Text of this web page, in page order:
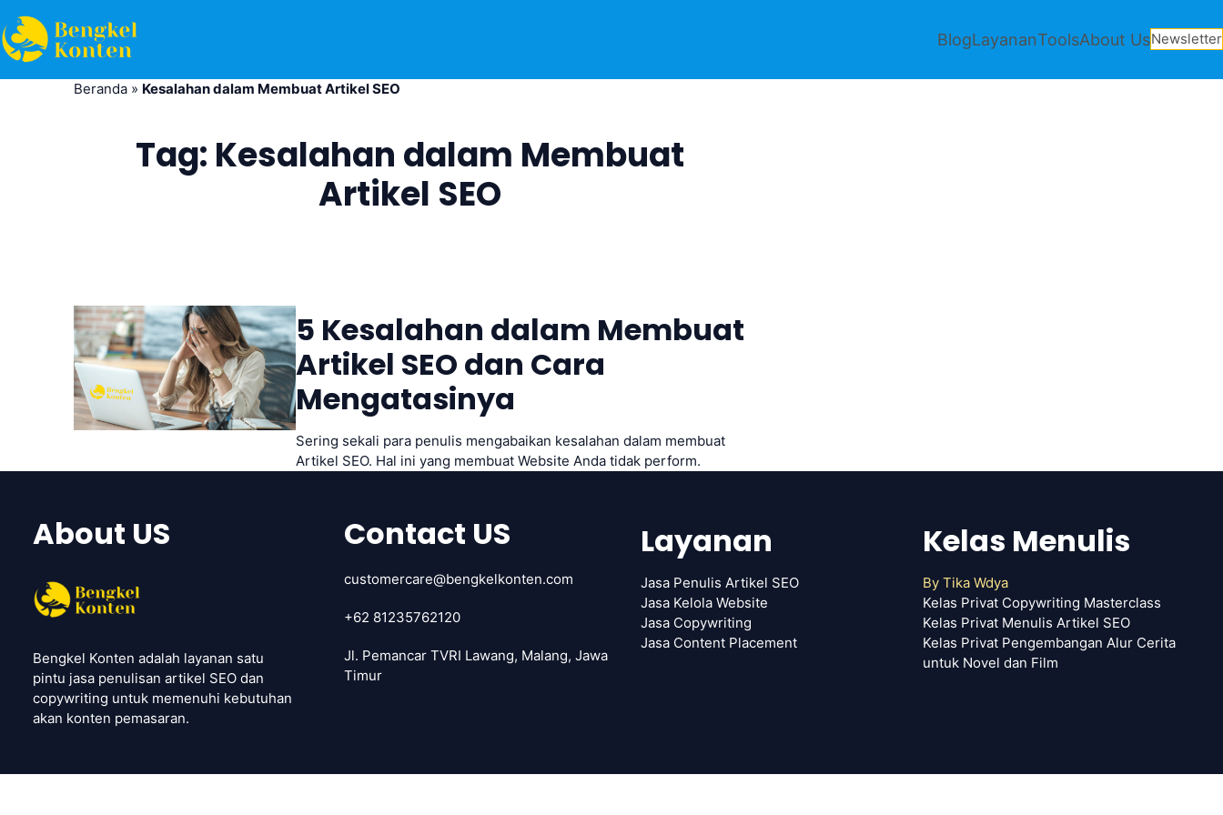
BlogLayananToolsAbout UsNewsletter
Beranda» Kesalahan dalam Membuat Artikel SEO
Tag: Kesalahan dalam Membuat
Artikel SEO
5 Kesalahan dalam Membuat
Artikel SEO dan Cara
Mengatasinya
Sering sekali para penulis mengabaikan kesalahan dalam membuat
Artikel SEO. Hal ini yang membuat Website Anda tidak perform.
About US
Bengkel Konten adalah layanan satu
pintu jasa penulisan artikel SEO dan
copywriting untuk memenuhi kebutuhan
akan konten pemasaran.
Contact US
customercare@bengkelkonten.com
+62 81235762120
Jl. Pemancar TVRI Lawang, Malang, Jawa
Timur
Layanan
Jasa Penulis Artikel SEO
Jasa Kelola Website
Jasa Copywriting
Jasa Content Placement
Kelas Menulis
By Tika Wdya
Kelas Privat Copywriting Masterclass
Kelas Privat Menulis Artikel SEO
Kelas Privat Pengembangan Alur Cerita
untuk Novel dan Film